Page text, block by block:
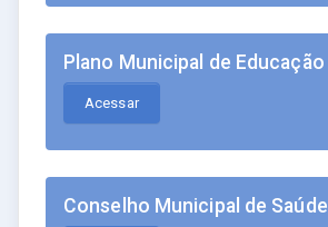
Plano Municipal de Educação
Acessar
Conselho Municipal de Saúde